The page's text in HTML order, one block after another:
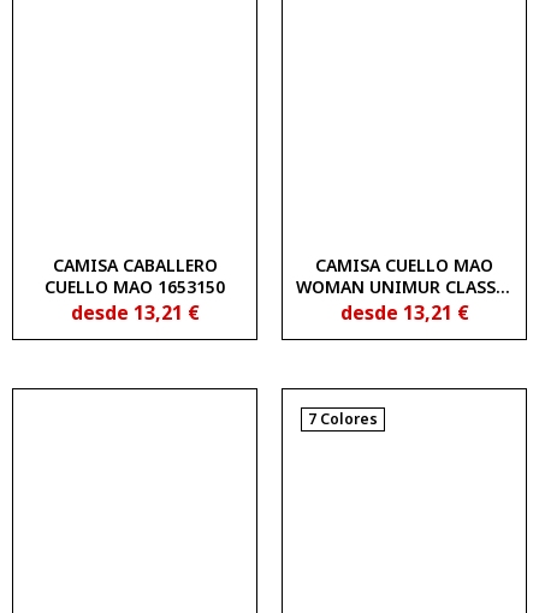
CAMISA CABALLERO
CUELLO MAO 1653150
desde 13,21 €
CAMISA CUELLO MAO
WOMAN UNIMUR CLASSIC
1653100
desde 13,21 €
7 Colores